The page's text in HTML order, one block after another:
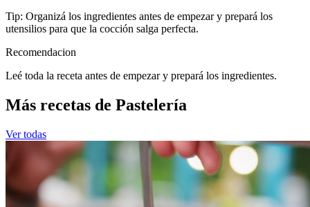
Tip: Organizá los ingredientes antes de empezar y prepará los
utensilios para que la cocción salga perfecta.
Recomendacion
Leé toda la receta antes de empezar y prepará los ingredientes.
Más recetas de Pastelería
Ver todas